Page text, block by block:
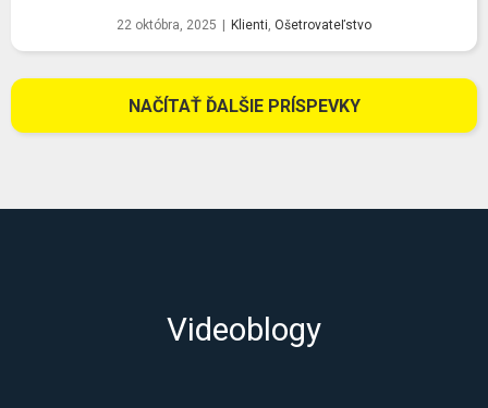
22 októbra, 2025 Klienti, Ošetrovateľstvo
NAČÍTAŤ ĎALŠIE PRÍSPEVKY
Videoblogy